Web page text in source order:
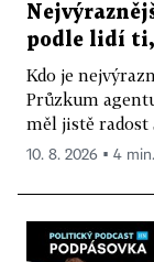
podle lidí
Kdo je
Průzkum
měl jistě radost
10. 8. 2026 ▪ 4